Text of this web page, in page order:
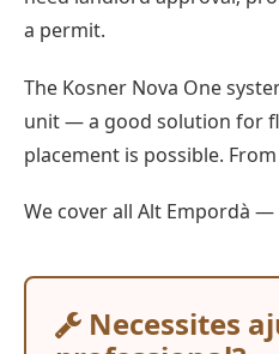
a permit.
The Kosner Nova One
unit — a good solution for
placement is possible.
We cover all Alt Empordà
Necessites